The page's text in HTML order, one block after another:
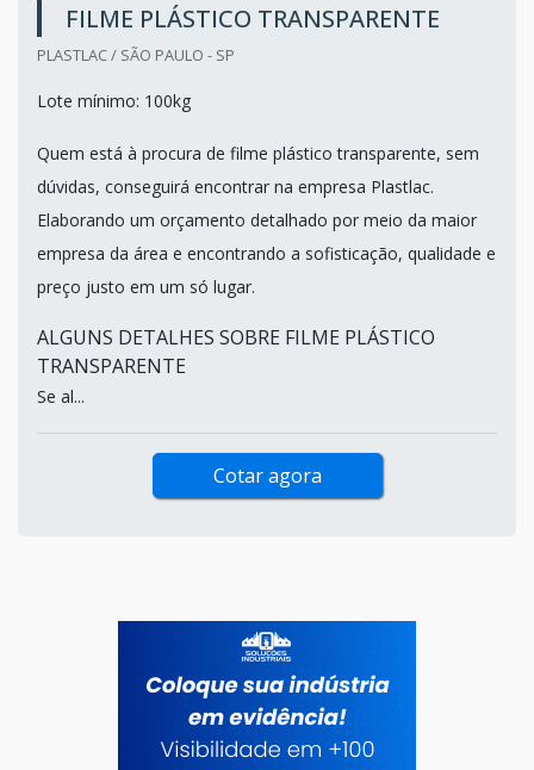
FILME PLÁSTICO TRANSPARENTE
PLASTLAC / SÃO PAULO - SP
Lote mínimo: 100kg
Quem está à procura de filme plástico transparente, sem
dúvidas, conseguirá encontrar na empresa Plastlac.
Elaborando um orçamento detalhado por meio da maior
empresa da área e encontrando a sofisticação, qualidade e
preço justo em um só lugar.
ALGUNS DETALHES SOBRE FILME PLÁSTICO
TRANSPARENTE
Se al...
Cotar agora